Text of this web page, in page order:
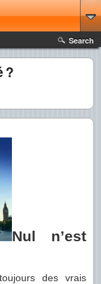
Search
?
Nul n’est
des vrais